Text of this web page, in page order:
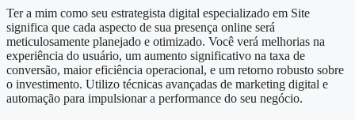
Ter a mim como seu estrategista digital especializado em Site
significa que cada aspecto de sua presença online será
meticulosamente planejado e otimizado. Você verá melhorias na
experiência do usuário, um aumento significativo na taxa de
conversão, maior eficiência operacional, e um retorno robusto sobre
o investimento. Utilizo técnicas avançadas de marketing digital e
automação para impulsionar a performance do seu negócio.